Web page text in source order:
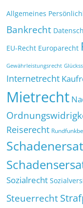
Allgemeines
Bankrecht
EU-Recht Europarecht
Gewährleistungsrecht
Internetrecht
Mietrecht
Reiserecht
Sozialrecht
Steuerrecht